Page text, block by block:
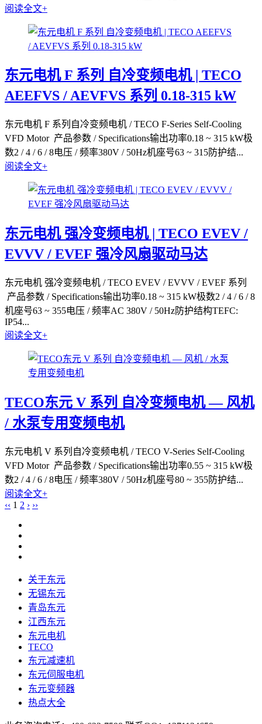
阅读全文+
东元电机 F 系列 自冷变频电机 | TECO
AEEFVS / AEVFVS 系列 0.18-315 kW
东元电机 F 系列自冷变频电机 / TECO F-Series Self-Cooling
VFD Motor 产品参数 / Specifications输出功率0.18 ~ 315 kW极
数2 / 4 / 6 / 8电压 / 频率380V / 50Hz机座号63 ~ 315防护结...
阅读全文+
东元电机 强冷变频电机 | TECO EVEV /
EVVV / EVEF 强冷风扇驱动马达
东元电机 强冷变频电机 / TECO EVEV / EVVV / EVEF 系列
产品参数 / Specifications输出功率0.18 ~ 315 kW极数2 / 4 / 6 / 8
机座号63 ~ 355电压 / 频率AC 380V / 50Hz防护结构TEFC:
IP54...
阅读全文+
TECO东元 V 系列 自冷变频电机 — 风机
/ 水泵专用变频电机
东元电机 V 系列自冷变频电机 / TECO V-Series Self-Cooling
VFD Motor 产品参数 / Specifications输出功率0.55 ~ 315 kW极
数2 / 4 / 6 / 8电压 / 频率380V / 50Hz机座号80 ~ 355防护结...
阅读全文+
‹‹ 1 2 › ››
关于东元
无锡东元
青岛东元
江西东元
东元电机
TECO
东元减速机
东元伺服电机
东元变频器
热点大全